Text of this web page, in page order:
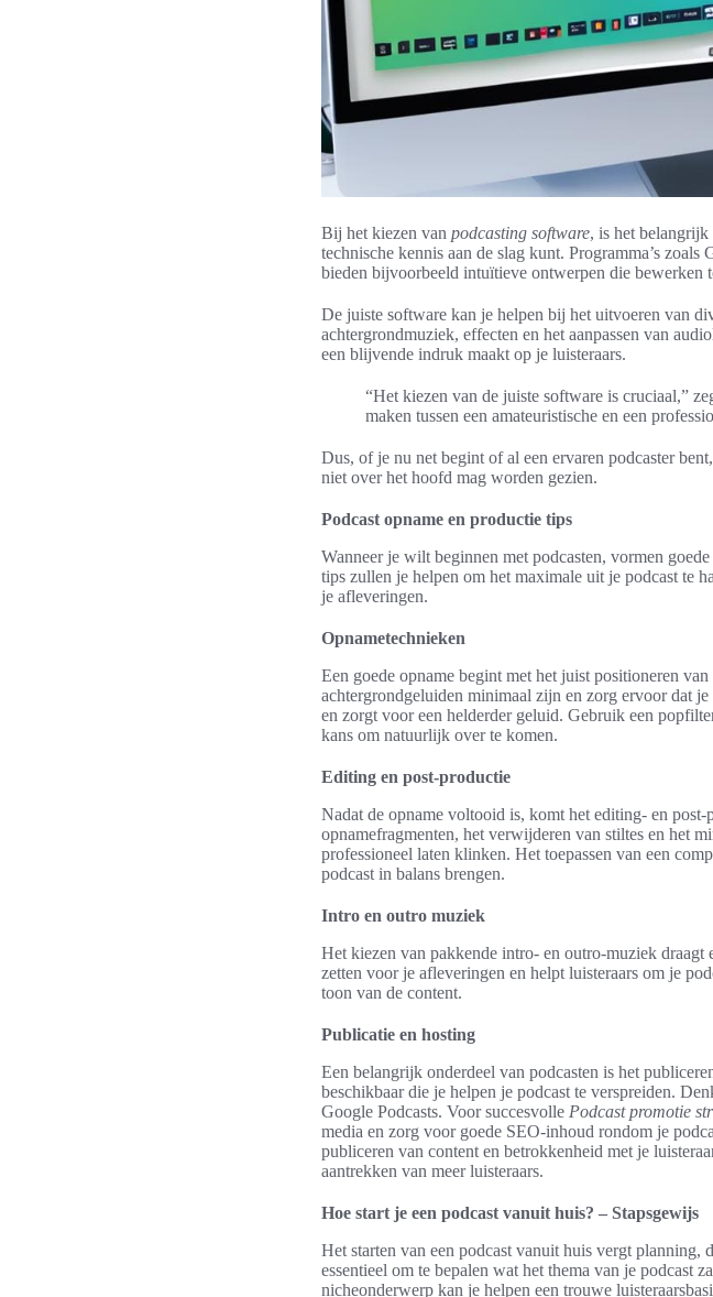
Bij het kiezen van podcasting software, is het
technische kennis aan de slag kunt. Programma’s
bieden bijvoorbeeld intuïtieve ontwerpen die bewerken
De juiste software kan je helpen bij het uitvoeren van
achtergrondmuziek, effecten en het aanpassen van
een blijvende indruk maakt op je luisteraars.
“Het kiezen van de juiste software is cruciaal,”
maken tussen een amateuristische en een
Dus, of je nu net begint of al een ervaren podcaster
niet over het hoofd mag worden gezien.
Podcast opname en productie tips
Wanneer je wilt beginnen met podcasten, vormen
tips zullen je helpen om het maximale uit je podcast te
je afleveringen.
Opnametechnieken
Een goede opname begint met het juist positioneren
achtergrondgeluiden minimaal zijn en zorg ervoor dat
en zorgt voor een helderder geluid. Gebruik een
kans om natuurlijk over te komen.
Editing en post-productie
Nadat de opname voltooid is, komt het editing- en
opnamefragmenten, het verwijderen van stiltes en het
professioneel laten klinken. Het toepassen van een
podcast in balans brengen.
Intro en outro muziek
Het kiezen van pakkende intro- en outro-muziek
zetten voor je afleveringen en helpt luisteraars om je
toon van de content.
Publicatie en hosting
Een belangrijk onderdeel van podcasten is het
beschikbaar die je helpen je podcast te verspreiden.
Google Podcasts. Voor succesvolle Podcast promotie
media en zorg voor goede SEO-inhoud rondom je
publiceren van content en betrokkenheid met je
aantrekken van meer luisteraars.
Hoe start je een podcast vanuit huis? – Stapsgewijs
Het starten van een podcast vanuit huis vergt
essentieel om te bepalen wat het thema van je podcast
nicheonderwerp kan je helpen een trouwe